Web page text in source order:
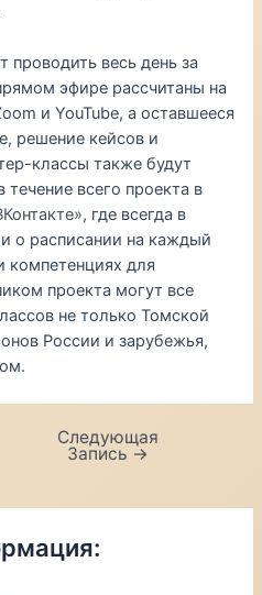
проводить весь день за
эфире рассчитаны на
и YouTube, а оставшееся
решение кейсов и
классы также будут
всего проекта в
, где всегда в
о расписании на каждый
компетенциях для
проекта могут все
не только Томской
России и зарубежья,
Следующая
Запись →